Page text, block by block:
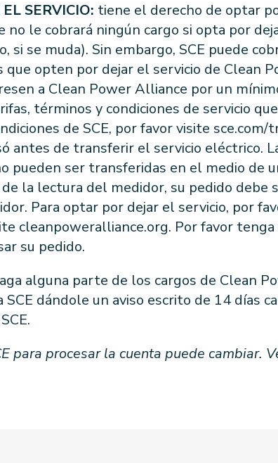
SERVICIO: tiene el derecho de optar
no le cobrará ningún cargo si opta por
si se muda). Sin embargo, SCE puede
opten por dejar el servicio de Clean
a Clean Power Alliance por un
términos y condiciones de servicio
de SCE, por favor visite
antes de transferir el servicio eléctrico.
pueden ser transferidas en el medio de
la lectura del medidor, su pedido
Para optar por dejar el servicio, por
cleanpoweralliance.org. Por favor
su pedido.
alguna parte de los cargos de Clean
dándole un aviso escrito de 14 días
para procesar la cuenta puede